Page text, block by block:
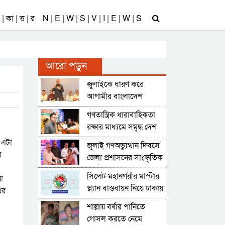
| ত্ত | র N | E | W | S | V | I | E | W | S
আরো পড়ুন
জুলাইকে ধারণ করে
আগামীর বাংলাদেশ
বিনির্মাণ করবে বিএনপি :
কাইয়ুম চৌধুরী
গণতান্ত্রিক ধারাবাহিকতা
রক্ষার মাধ্যমে সমৃদ্ধ দেশ
গড়া সম্ভব : বাণিজ্য মন্ত্রী
জুলাই গণঅভ্যুত্থান দিবসে
জেলা প্রশাসনের সাংস্কৃতিক
অনুষ্ঠান ও পুরস্কার বিতরণী
সিলেট মহানগরীর মাস্টার
প্ল্যান বাস্তবায়ন নিয়ে ঢাকায়
উচ্চপর্যায়ের সভা
শাল্লায় বর্ষার পানিতে
গোসল করতে নেমে